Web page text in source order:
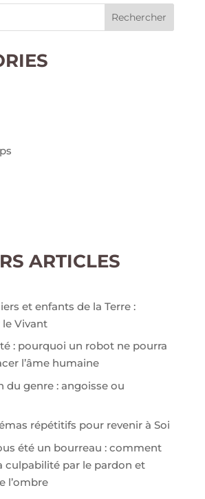
Rechercher
ARTICLES
et enfants de la Terre :
le Vivant
: pourquoi un robot ne pourra
l’âme humaine
du genre : angoisse ou
répétitifs pour revenir à Soi
été un bourreau : comment
culpabilité par le pardon et
l’ombre